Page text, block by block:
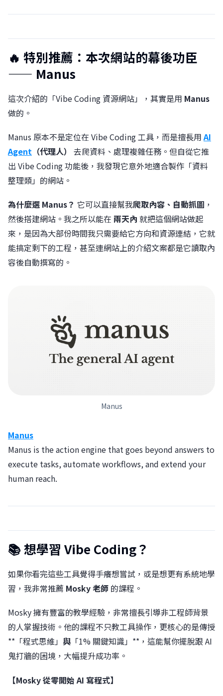
🔥 特別推薦：本次網站的幕後功臣
—— Manus
這次介紹的「Vibe Coding 資源網站」，其實是用 Manus
做的。
Manus 原本不是定位在 Vibe Coding 工具，而是擅長用AI
Agent （代理人）
去爬資料、處理複雜任務。但自從它推
出 Vibe Coding 功能後，我發現它意外地適合製作「資料
整理類」的網站。
為什麼選 Manus？ 它可以直接幫我爬取內容、自動抓圖 ，
然後搭建網站。我之所以能在 兩天內 就把這個網站做起
來，是因為大部份時間我只需要給它方向和資源連結，它就
能搞定剩下的工程，甚至連網站上的介紹文案都是它讀取內
容後自動撰寫的。
Manus
Manus
Manus is the action engine that goes beyond answers to
execute tasks, automate workflows, and extend your
human reach.
📚 想學習 Vibe Coding？
如果你看完這些工具覺得手癢想嘗試，或是想更有系統地學
習，我非常推薦 Mosky 老師 的課程。
Mosky 擁有豐富的教學經驗，非常擅長引導非工程師背景
的人掌握技術。他的課程不只教工具操作，更核心的是傳授
**「程式思維」 與 「1% 關鍵知識」**，這能幫你擺脫跟 AI
鬼打牆的困境，大幅提升成功率。
【Mosky 從零開始 AI 寫程式】